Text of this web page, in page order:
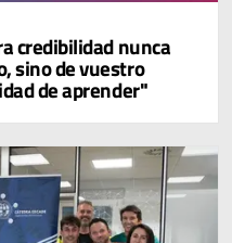
credibilidad nunca
sino de vuestro
de aprender"